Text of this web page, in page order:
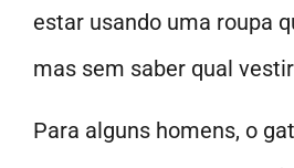
estar usando uma roupa
mas sem saber qual
Para alguns homens, o